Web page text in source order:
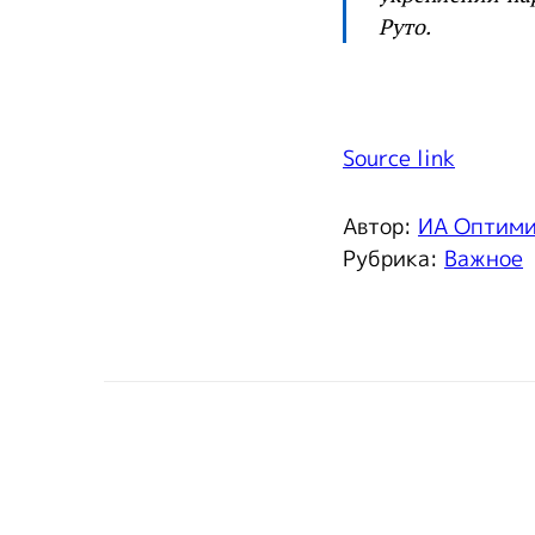
Руто.
Source link
Автор: ИА
Рубрика: Важное